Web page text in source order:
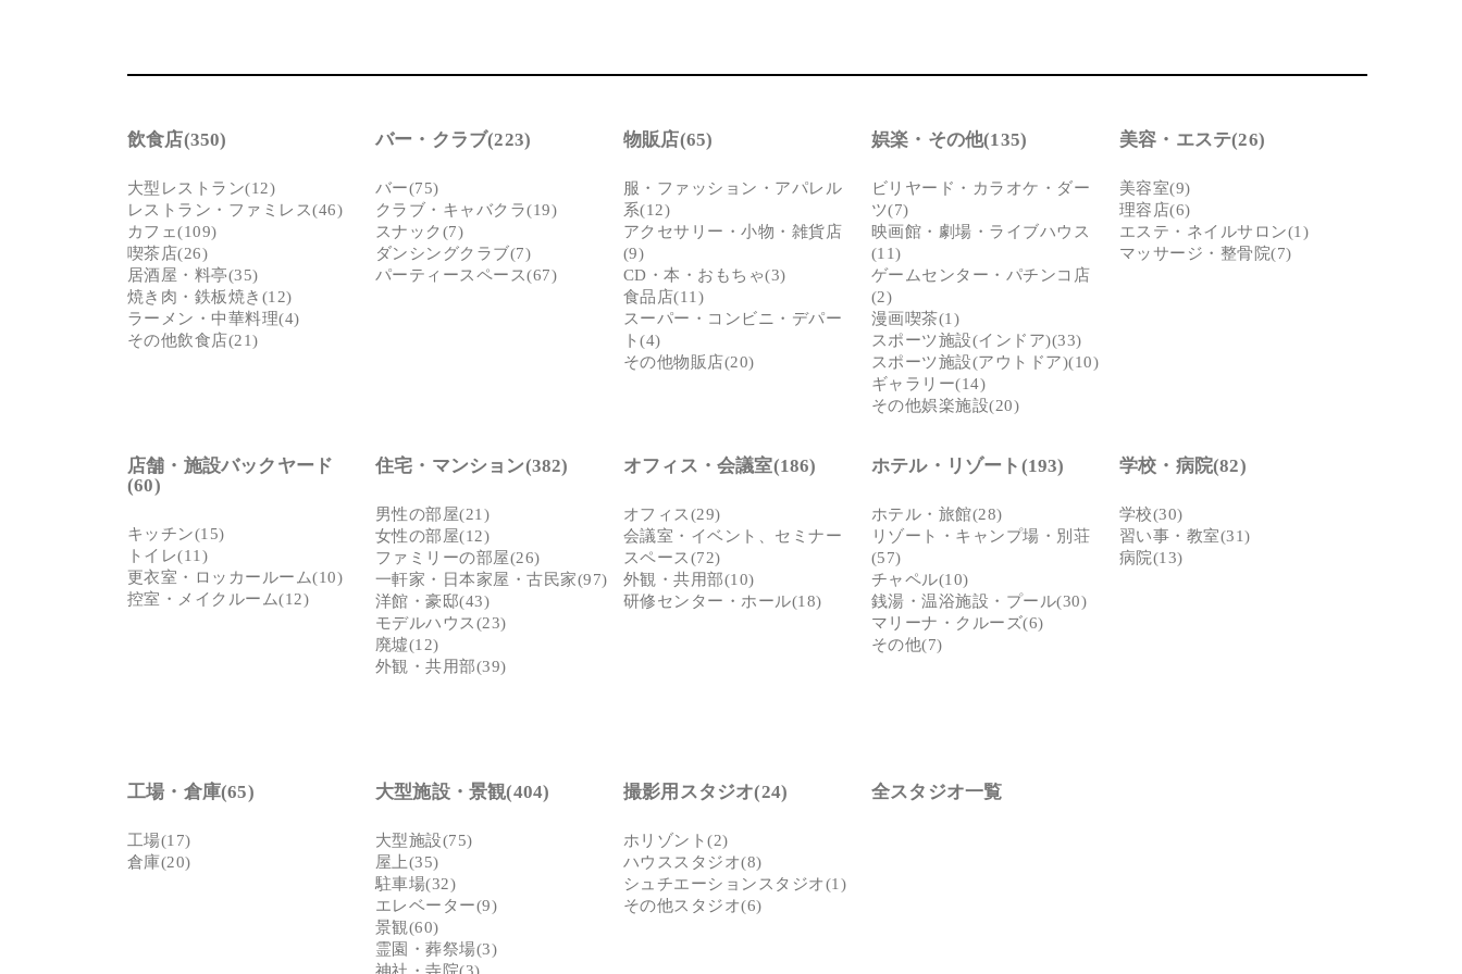
飲食店(350)
大型レストラン(12)
レストラン・ファミレス(46)
カフェ(109)
喫茶店(26)
居酒屋・料亭(35)
焼き肉・鉄板焼き(12)
ラーメン・中華料理(4)
その他飲食店(21)
バー・クラブ(223)
バー(75)
クラブ・キャバクラ(19)
スナック(7)
ダンシングクラブ(7)
パーティースペース(67)
物販店(65)
服・ファッション・アパレル
系(12)
アクセサリー・小物・雑貨店
(9)
CD・本・おもちゃ(3)
食品店(11)
スーパー・コンビニ・デパー
ト(4)
その他物販店(20)
娯楽・その他(135)
ビリヤード・カラオケ・ダー
ツ(7)
映画館・劇場・ライブハウス
(11)
ゲームセンター・パチンコ店
(2)
漫画喫茶(1)
スポーツ施設(インドア)(33)
スポーツ施設(アウトドア)(10)
ギャラリー(14)
その他娯楽施設(20)
美容・エステ(26)
美容室(9)
理容店(6)
エステ・ネイルサロン(1)
マッサージ・整骨院(7)
店舗・施設バックヤード
(60)
キッチン(15)
トイレ(11)
更衣室・ロッカールーム(10)
控室・メイクルーム(12)
住宅・マンション(382)
男性の部屋(21)
女性の部屋(12)
ファミリーの部屋(26)
一軒家・日本家屋・古民家(97)
洋館・豪邸(43)
モデルハウス(23)
廃墟(12)
外観・共用部(39)
オフィス・会議室(186)
オフィス(29)
会議室・イベント、セミナー
スペース(72)
外観・共用部(10)
研修センター・ホール(18)
ホテル・リゾート(193)
ホテル・旅館(28)
リゾート・キャンプ場・別荘
(57)
チャペル(10)
銭湯・温浴施設・プール(30)
マリーナ・クルーズ(6)
その他(7)
学校・病院(82)
学校(30)
習い事・教室(31)
病院(13)
工場・倉庫(65)
工場(17)
倉庫(20)
大型施設・景観(404)
大型施設(75)
屋上(35)
駐車場(32)
エレベーター(9)
景観(60)
霊園・葬祭場(3)
神社・寺院(3)
撮影用スタジオ(24)
ホリゾント(2)
ハウススタジオ(8)
シュチエーションスタジオ(1)
その他スタジオ(6)
全スタジオ一覧